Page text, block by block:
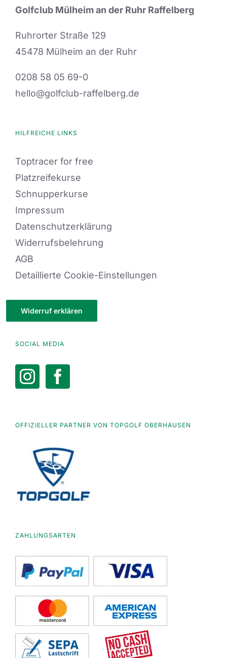
Golfclub Mülheim an der Ruhr Raffelberg
Ruhrorter Straße 129
45478 Mülheim an der Ruhr
0208 58 05 69-0
hello@golfclub-raffelberg.de
HILFREICHE LINKS
Toptracer for free
Platzreifekurse
Schnupperkurse
Impressum
Datenschutzerklärung
Widerrufsbelehrung
AGB
Detaillierte Cookie-Einstellungen
Widerruf erklären
SOCIAL MEDIA
OFFIZIELLER PARTNER VON TOPGOLF OBERHAUSEN
ZAHLUNGSARTEN